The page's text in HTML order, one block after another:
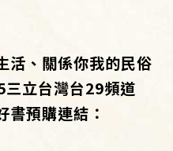
活、關係你我的民俗
立台灣台29頻道
書預購連結：